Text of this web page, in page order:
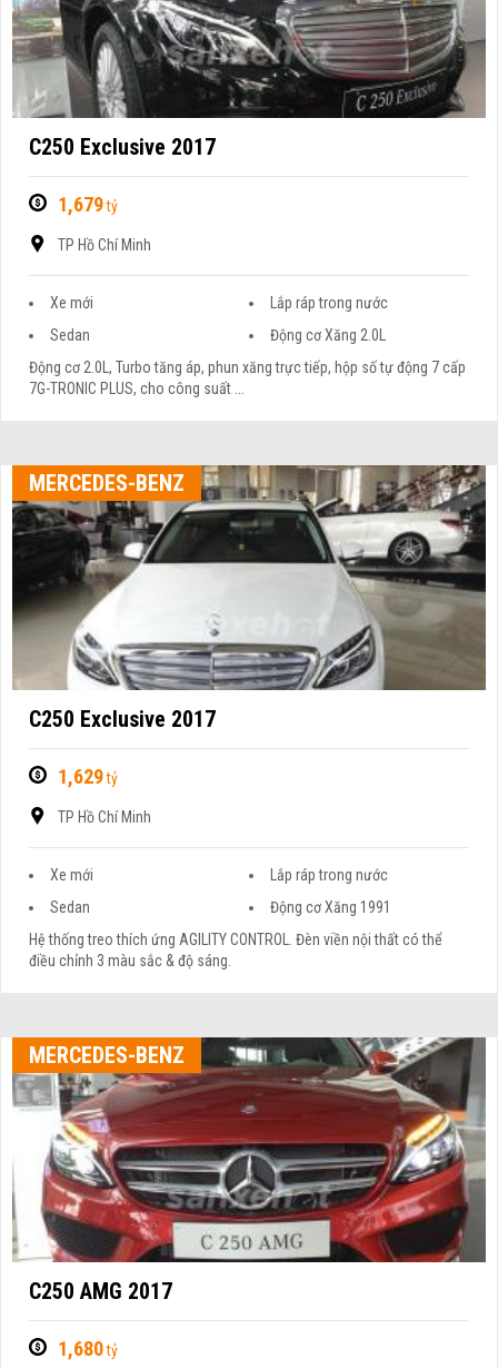
C250 Exclusive 2017
1,679tỷ
TP Hồ Chí Minh
Xe mới
Lắp ráp trong nước
Sedan
Động cơ Xăng 2.0L
Động cơ 2.0L, Turbo tăng áp, phun xăng trực tiếp, hộp số tự động 7 cấp
7G-TRONIC PLUS, cho công suất ...
MERCEDES-BENZ
C250 Exclusive 2017
1,629tỷ
TP Hồ Chí Minh
Xe mới
Lắp ráp trong nước
Sedan
Động cơ Xăng 1991
Hệ thống treo thích ứng AGILITY CONTROL. Đèn viền nội thất có thể
điều chỉnh 3 màu sắc & độ sáng.
MERCEDES-BENZ
C250 AMG 2017
1,680tỷ